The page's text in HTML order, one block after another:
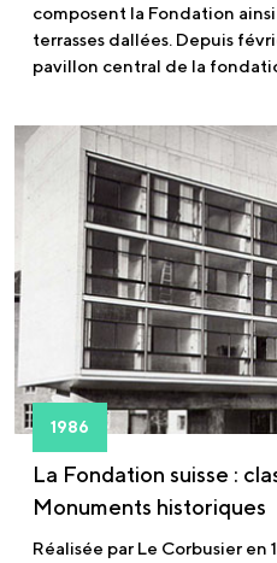
composent la Fondation
terrasses dallées. Depuis
pavillon central de la
1986
La Fondation suisse :
Monuments historiques
Réalisée par Le Corbusier en